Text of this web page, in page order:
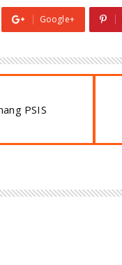
Google+
PSIS